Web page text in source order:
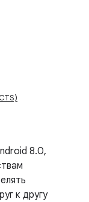
8.0,
к другу